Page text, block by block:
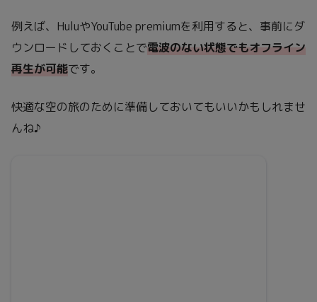
例えば、HuluやYouTube premiumを利用すると、事前にダ
ウンロードしておくことで電波のない状態でもオフライン
再生が可能です。
快適な空の旅のために準備しておいてもいいかもしれませ
んね♪